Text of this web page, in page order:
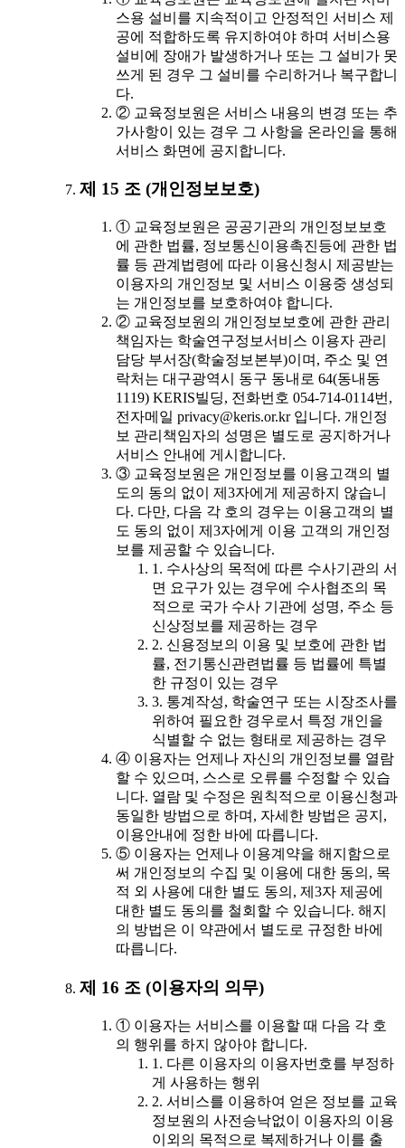
스용 설비를 지속적이고 안정적인 서비스 제
공에 적합하도록 유지하여야 하며 서비스용
설비에 장애가 발생하거나 또는 그 설비가 못
쓰게 된 경우 그 설비를 수리하거나 복구합니
다.
② 교육정보원은 서비스 내용의 변경 또는 추
가사항이 있는 경우 그 사항을 온라인을 통해
서비스 화면에 공지합니다.
제 15 조 (개인정보보호)
① 교육정보원은 공공기관의 개인정보보호
에 관한 법률, 정보통신이용촉진등에 관한 법
률 등 관계법령에 따라 이용신청시 제공받는
이용자의 개인정보 및 서비스 이용중 생성되
는 개인정보를 보호하여야 합니다.
② 교육정보원의 개인정보보호에 관한 관리
책임자는 학술연구정보서비스 이용자 관리
담당 부서장(학술정보본부)이며, 주소 및 연
락처는 대구광역시 동구 동내로 64(동내동
1119) KERIS빌딩, 전화번호 054-714-0114번,
전자메일 privacy@keris.or.kr 입니다. 개인정
보 관리책임자의 성명은 별도로 공지하거나
서비스 안내에 게시합니다.
③ 교육정보원은 개인정보를 이용고객의 별
도의 동의 없이 제3자에게 제공하지 않습니
다. 다만, 다음 각 호의 경우는 이용고객의 별
도 동의 없이 제3자에게 이용 고객의 개인정
보를 제공할 수 있습니다.
1. 수사상의 목적에 따른 수사기관의 서
면 요구가 있는 경우에 수사협조의 목
적으로 국가 수사 기관에 성명, 주소 등
신상정보를 제공하는 경우
2. 신용정보의 이용 및 보호에 관한 법
률, 전기통신관련법률 등 법률에 특별
한 규정이 있는 경우
3. 통계작성, 학술연구 또는 시장조사를
위하여 필요한 경우로서 특정 개인을
식별할 수 없는 형태로 제공하는 경우
④ 이용자는 언제나 자신의 개인정보를 열람
할 수 있으며, 스스로 오류를 수정할 수 있습
니다. 열람 및 수정은 원칙적으로 이용신청과
동일한 방법으로 하며, 자세한 방법은 공지,
이용안내에 정한 바에 따릅니다.
⑤ 이용자는 언제나 이용계약을 해지함으로
써 개인정보의 수집 및 이용에 대한 동의, 목
적 외 사용에 대한 별도 동의, 제3자 제공에
대한 별도 동의를 철회할 수 있습니다. 해지
의 방법은 이 약관에서 별도로 규정한 바에
따릅니다.
제 16 조 (이용자의 의무)
① 이용자는 서비스를 이용할 때 다음 각 호
의 행위를 하지 않아야 합니다.
1. 다른 이용자의 이용자번호를 부정하
게 사용하는 행위
2. 서비스를 이용하여 얻은 정보를 교육
정보원의 사전승낙없이 이용자의 이용
이외의 목적으로 복제하거나 이를 출